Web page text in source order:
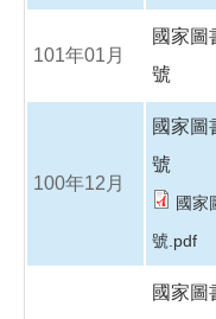
101年01月
國家圖
號
100年12月
國家圖
號
國家
號.pdf
國家圖